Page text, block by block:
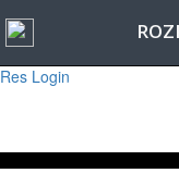
Warning
:
Res Login